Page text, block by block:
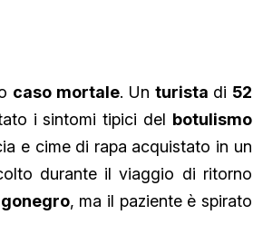
caso mortale. Un turista di 52
i sintomi tipici del botulismo
e cime di rapa acquistato in un
durante il viaggio di ritorno
, ma il paziente è spirato